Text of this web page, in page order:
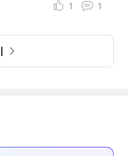
1 1